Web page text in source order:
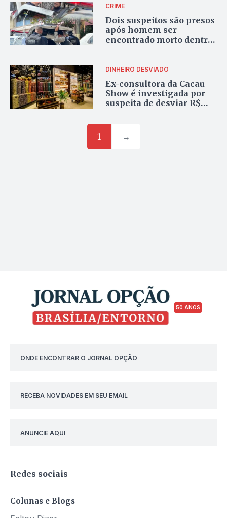
CRIME
Dois suspeitos são presos
após homem ser
encontrado morto dentro
DINHEIRO DESVIADO
Ex-consultora da Cacau
Show é investigada por
suspeita de desviar R$
no DF
1
→
50 ANOS
ONDE ENCONTRAR O JORNAL OPÇÃO
RECEBA NOVIDADES EM SEU EMAIL
ANUNCIE AQUI
Redes sociais
Colunas e Blogs